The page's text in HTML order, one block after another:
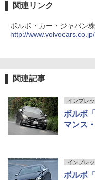
関連リンク
ボルボ・カー・ジャパン
http://www.volvocars.co.jp/
関連記事
インプレ
ボルボ
マンス
インプレ
ボルボ